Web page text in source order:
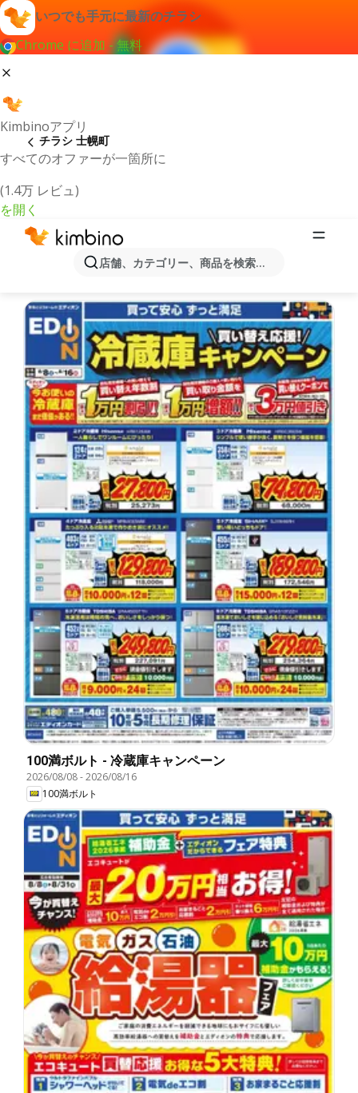
いつでも手元に最新のチラシ
Chrome に追加 - 無料
Kimbinoアプリ
すべてのオファーが一箇所に
(1.4万 レビュ)
を開く
店舗、カテゴリー、商品を検索...
チラシ 士幌町
最新のチラシとオファー士幌町
100満ボルト - 冷蔵庫キャンペーン
2026/08/08-2026/08/16
100満ボルト